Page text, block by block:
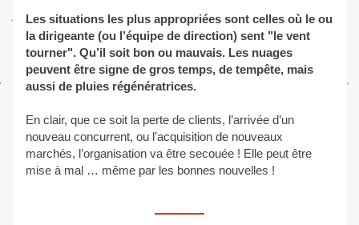
Les situations les plus appropriées sont celles où le ou
la dirigeante (ou l’équipe de direction) sent "le vent
tourner". Qu’il soit bon ou mauvais. Les nuages
peuvent être signe de gros temps, de tempête, mais
aussi de pluies régénératrices.
En clair, que ce soit la perte de clients, l’arrivée d’un
nouveau concurrent, ou l’acquisition de nouveaux
marchés, l’organisation va être secouée ! Elle peut être
mise à mal … même par les bonnes nouvelles !